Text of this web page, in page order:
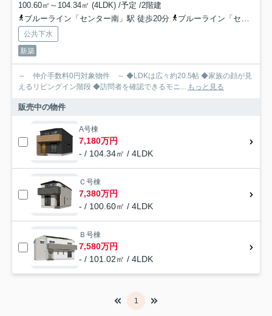
100.60㎡～104.34㎡ (4LDK) /予定 /2階建
ブルーライン「センター南」駅 徒歩20分
ブルーライン「センター北」駅 徒歩21分
公共下水
新築
～ 仲介手数料0円対象物件 ～ ◆LDKは広々約20.5帖 ◆家族の顔が見
えるリビングイン階段 ◆訪問者を確認できるモニ... もっと見る
販売中の物件
A号棟
7,180万円
- / 104.34㎡ / 4LDK
Ｃ号棟
7,380万円
- / 100.60㎡ / 4LDK
Ｂ号棟
7,580万円
- / 101.02㎡ / 4LDK
1